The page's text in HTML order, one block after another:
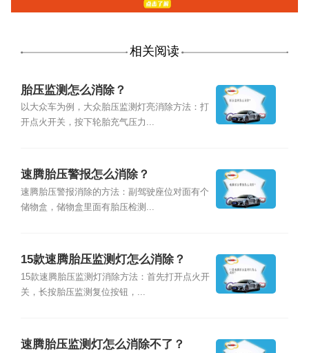
相关阅读
胎压监测怎么消除？
以大众车为例，大众胎压监测灯亮消除方法：打
开点火开关，按下轮胎充气压力...
速腾胎压警报怎么消除？
速腾胎压警报消除的方法：副驾驶座位对面有个
储物盒，储物盒里面有胎压检测...
15款速腾胎压监测灯怎么消除？
15款速腾胎压监测灯消除方法：首先打开点火开
关，长按胎压监测复位按钮，...
速腾胎压监测灯怎么消除不了？